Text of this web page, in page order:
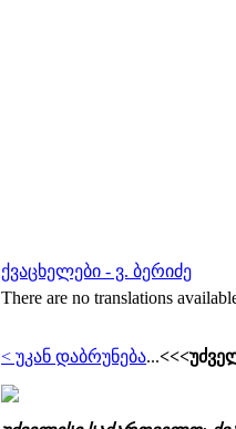
ქვაცხელები - ვ. ბერიძე
There are no translations
< უკან დაბრუნება...